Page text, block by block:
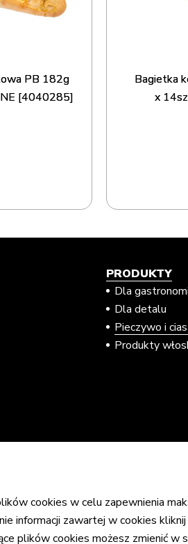
PB 182g
[4040285]
Bagietka
x
PRODUKTY
Dla
Dla detalu
Pieczywo i
Produkty
cookies w celu zapewnienia
informacji zawartej w cookies
plików cookies możesz zmienić w